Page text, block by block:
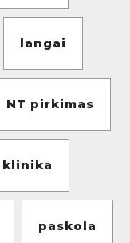
langai
NT pirkimas
paskola